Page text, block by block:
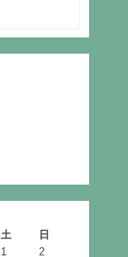
土
日
1
2